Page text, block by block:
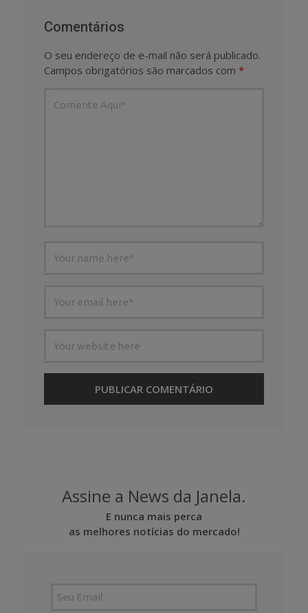
Comentários
O seu endereço de e-mail não será publicado.
Campos obrigatórios são marcados com *
Assine a News da Janela.
E nunca mais perca
as melhores notícias do mercado!